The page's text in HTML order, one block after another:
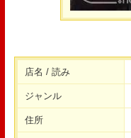
店名 / 読み
ジャンル
住所